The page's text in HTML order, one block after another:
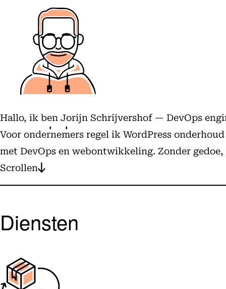
Hallo, ik ben Jorijn Schrijvershof — DevOps
Voor ondernemers regel ik WordPress
met DevOps en webontwikkeling. Zonder
Scrollen
Diensten